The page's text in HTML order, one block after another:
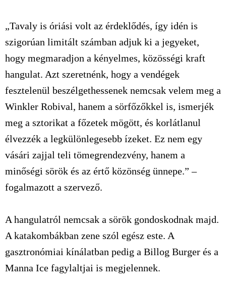
„Tavaly is óriási volt az érdeklődés, így idén is
szigorúan limitált számban adjuk ki a jegyeket,
hogy megmaradjon a kényelmes, közösségi kraft
hangulat. Azt szeretnénk, hogy a vendégek
fesztelenül beszélgethessenek nemcsak velem meg a
Winkler Robival, hanem a sörfőzőkkel is, ismerjék
meg a sztorikat a főzetek mögött, és korlátlanul
élvezzék a legkülönlegesebb ízeket. Ez nem egy
vásári zajjal teli tömegrendezvény, hanem a
minőségi sörök és az értő közönség ünnepe.” –
fogalmazott a szervező.
A hangulatról nemcsak a sörök gondoskodnak majd.
A katakombákban zene szól egész este. A
gasztronómiai kínálatban pedig a Billog Burger és a
Manna Ice fagylaltjai is megjelennek.